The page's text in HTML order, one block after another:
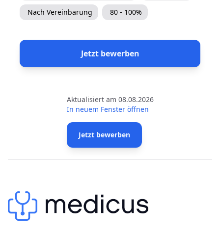
Nach Vereinbarung 80 - 100%
Jetzt bewerben
Aktualisiert am 08.08.2026
In neuem Fenster öffnen
Jetzt bewerben